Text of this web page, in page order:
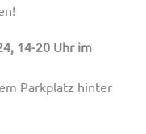
14-20 Uhr im
Parkplatz hinter